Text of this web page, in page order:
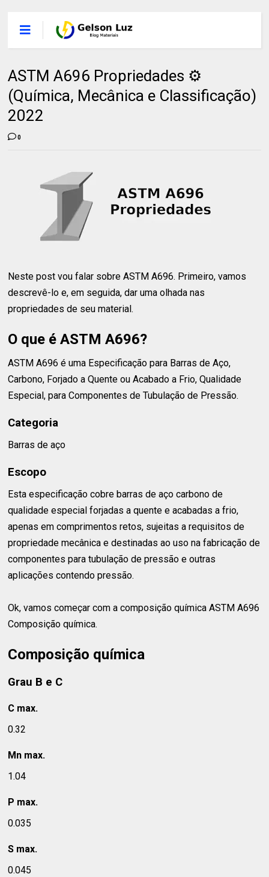
ASTM A696 Propriedades ⚙️
(Química, Mecânica e Classificação)
2022
0
Neste post vou falar sobre ASTM A696. Primeiro, vamos
descrevê-lo e, em seguida, dar uma olhada nas
propriedades de seu material.
O que é ASTM A696?
ASTM A696 é uma Especificação para Barras de Aço,
Carbono, Forjado a Quente ou Acabado a Frio, Qualidade
Especial, para Componentes de Tubulação de Pressão.
Categoria
Barras de aço
Escopo
Esta especificação cobre barras de aço carbono de
qualidade especial forjadas a quente e acabadas a frio,
apenas em comprimentos retos, sujeitas a requisitos de
propriedade mecânica e destinadas ao uso na fabricação de
componentes para tubulação de pressão e outras
aplicações contendo pressão.
Ok, vamos começar com a composição química ASTM A696
Composição química.
Composição química
Grau B e C
C max.
0.32
Mn max.
1.04
P max.
0.035
S max.
0.045